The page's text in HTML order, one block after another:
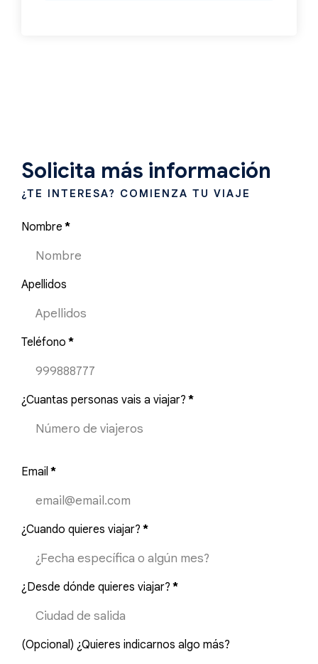
Solicita más información
¿TE INTERESA? COMIENZA TU VIAJE
Nombre *
Apellidos
Teléfono *
¿Cuantas personas vais a viajar? *
Email *
¿Cuando quieres viajar? *
¿Desde dónde quieres viajar? *
(Opcional) ¿Quieres indicarnos algo más?